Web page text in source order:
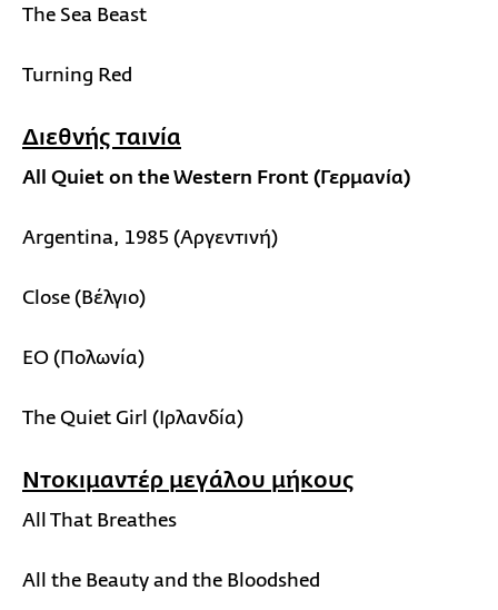
The Sea Beast
Turning Red
Διεθνής ταινία
All Quiet on the Western Front (Γερμανία)
Argentina, 1985 (Αργεντινή)
Close (Βέλγιο)
EO (Πολωνία)
The Quiet Girl (Ιρλανδία)
Ντοκιμαντέρ μεγάλου μήκους
All That Breathes
All the Beauty and the Bloodshed